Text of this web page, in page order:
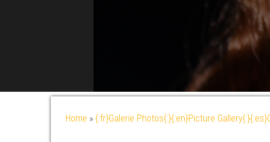
Home » {:fr}Galerie Photos{:}{:en}Picture